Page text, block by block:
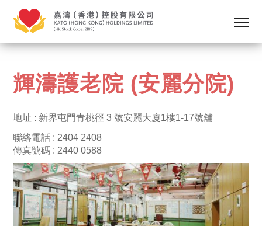
輝濤護老院 (安麗分院)
地址 : 新界屯門青桃徑 3 號安麗大廈1樓1-17號舖
聯絡電話 : 2404 2408
傳真號碼 : 2440 0588